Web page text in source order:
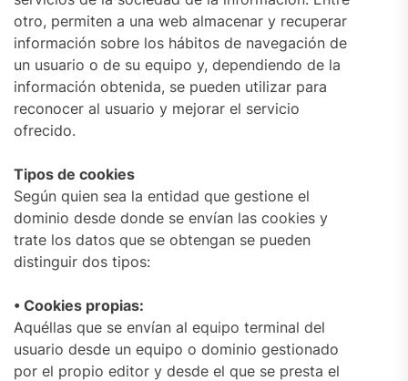
otro, permiten a una web almacenar y recuperar
información sobre los hábitos de navegación de
un usuario o de su equipo y, dependiendo de la
información obtenida, se pueden utilizar para
reconocer al usuario y mejorar el servicio
ofrecido.
Tipos de cookies
Según quien sea la entidad que gestione el
dominio desde donde se envían las cookies y
trate los datos que se obtengan se pueden
distinguir dos tipos:
• Cookies propias:
Aquéllas que se envían al equipo terminal del
usuario desde un equipo o dominio gestionado
por el propio editor y desde el que se presta el